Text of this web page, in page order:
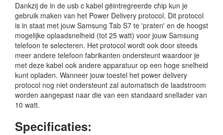
Dankzij de in de usb c kabel gëintregreerde chip kun je
gebruik maken van het Power Delivery protocol. Dit protocol
is in staat met jouw Samsung Tab S7 te 'praten' en de hoogst
mogelijke oplaadsnelheid (tot 25 watt) voor jouw Samsung
telefoon te selecteren. Het protocol wordt ook door steeds
meer andere telefoon fabrikanten ondersteunt waardoor je
met deze kabel ook andere apparatuur op een hoge snelheid
kunt opladen. Wanneer jouw toestel het power delivery
protocol nog niet ondersteunt zal automatisch de laadstroom
worden aangepast naar die van een standaard snellader van
10 watt.
Specificaties: